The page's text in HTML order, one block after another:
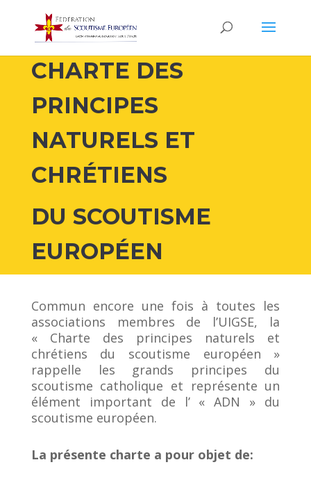
CHARTE DES
PRINCIPES
NATURELS ET
CHRÉTIENS
DU SCOUTISME
EUROPÉEN
Commun encore une fois à toutes les
associations membres de l’UIGSE, la
« Charte des principes naturels et
chrétiens du scoutisme européen »
rappelle les grands principes du
scoutisme catholique et représente un
élément important de l’ « ADN » du
scoutisme européen.
La présente charte a pour objet de: